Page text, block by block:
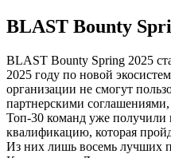
BLAST Bounty
BLAST Bounty Spring 2025
2025 году по новой
организации не смогут
партнерскими
Топ-30 команд уже
квалификацию, которая
Из них лишь восемь лучших